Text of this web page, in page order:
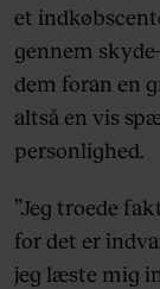
et
gennem
dem foran en
altså en vis
personlighed.
”Jeg troede
for det er
jeg læste mig